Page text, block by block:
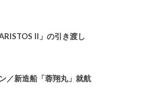
II」の引き渡し
／新造船「蓉翔丸」就航